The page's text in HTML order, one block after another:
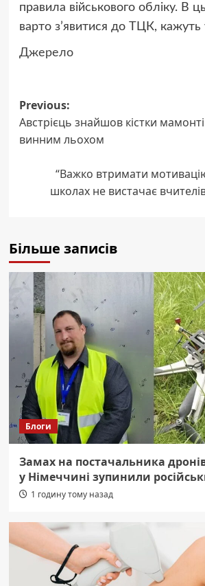
правила військового обліку. В
варто з’явитися до ТЦК, кажуть
Джерело
Post
navigation
Previous:
Австрієць знайшов кістки
винним льохом
“Важко втримати
школах не вистачає
Більше записів
Блоги
Замах на постачальника
у Німеччині зупинили
1 годину тому назад